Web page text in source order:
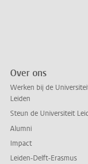
Over ons
Werken bij de
Leiden
Steun de Universiteit
Alumni
Impact
Leiden-Delft-Erasmus